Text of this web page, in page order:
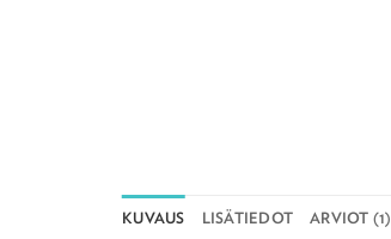
KUVAUS LISÄTIEDOT ARVIOT (1)